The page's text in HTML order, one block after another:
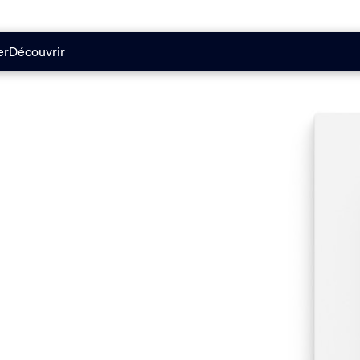
Découvrir